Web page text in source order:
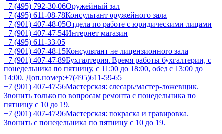
+7 (495) 792-30-06Оружейный зал
+7 (495) 611-08-78Консультант оружейного зала
+7 (901) 407-48-05Отдела по работе с юридическими лицами
+7 (901) 407-47-54Интернет магазин
+7 (495) 611-33-05
+7 (901) 407-48-15Консультант не лицензионного зала
+7 (901) 407-47-89Бухгалтерия. Время работы бухгалтерии, с
понедельника по пятницу, с 11:00 до 18:00, обед с 13:00 до
14:00. Доп.номер:+7(495)611-59-65
+7 (901) 407-47-56Мастерская: слесарь/мастер-ложевщик.
Звонить только по вопросам ремонта с понедельника по
пятницу с 10 до 19.
+7 (901) 407-47-96Мастерская: покраска и гравировка.
Звонить с понедельника по пятницу с 10 до 19.